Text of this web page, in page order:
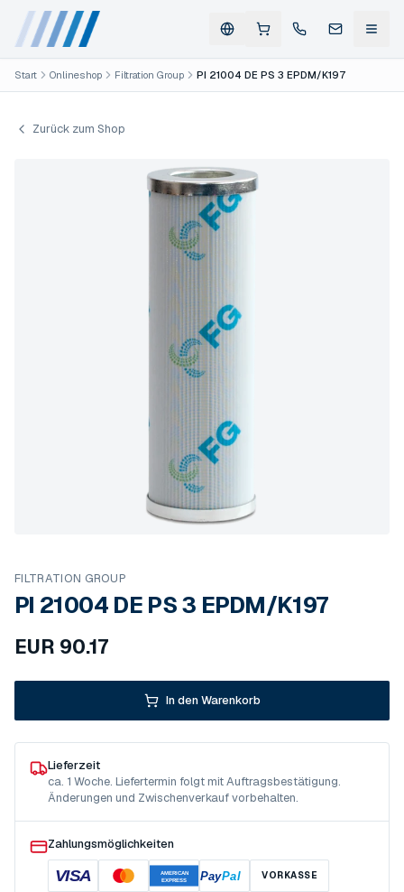
Start Onlineshop Filtration Group PI 21004 DE PS 3 EPDM/K197
Zurück zum Shop
FILTRATION GROUP
PI 21004 DE PS 3 EPDM/K197
EUR 90.17
In den Warenkorb
Lieferzeit
ca. 1 Woche. Liefertermin folgt mit Auftragsbestätigung.
Änderungen und Zwischenverkauf vorbehalten.
Zahlungsmöglichkeiten
VISA
AMERICAN
EXPRESS
PayPal VORKASSE